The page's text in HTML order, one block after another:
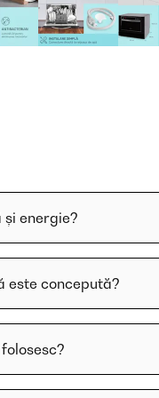
și energie?
este concepută?